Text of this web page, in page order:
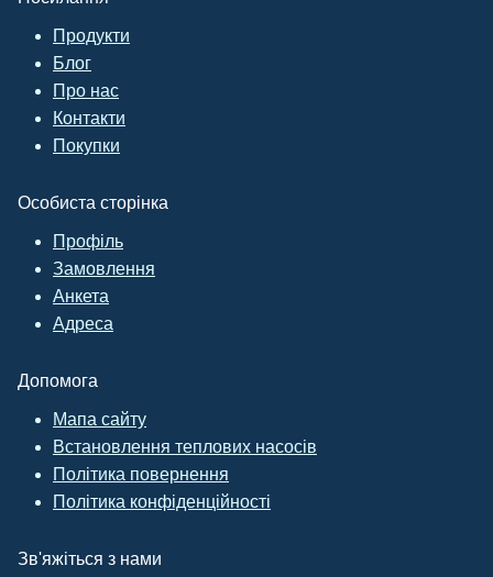
Продукти
Блог
Про нас
Контакти
Покупки
Особиста сторінка
Профіль
Замовлення
Анкета
Адреса
Допомога
Мапа сайту
Встановлення теплових насосів
Політика повернення
Політика конфіденційності
Зв'яжіться з нами